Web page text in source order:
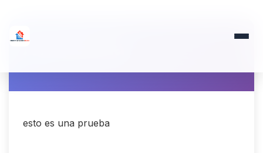
Aerotermia
esto es una prueba